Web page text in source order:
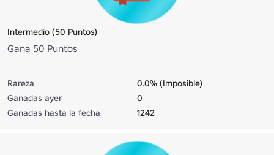
Intermedio (50 Puntos)
Gana 50 Puntos
Rareza
0.0% (Imposible)
Ganadas ayer
0
Ganadas hasta la fecha
1242